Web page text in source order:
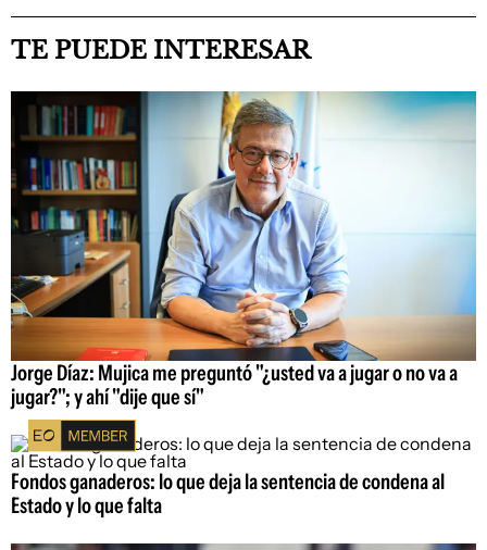
TE PUEDE INTERESAR
Jorge Díaz: Mujica me preguntó "¿usted va a jugar o no va a
jugar?"; y ahí "dije que sí"
Fondos ganaderos: lo que deja la sentencia de condena al
Estado y lo que falta